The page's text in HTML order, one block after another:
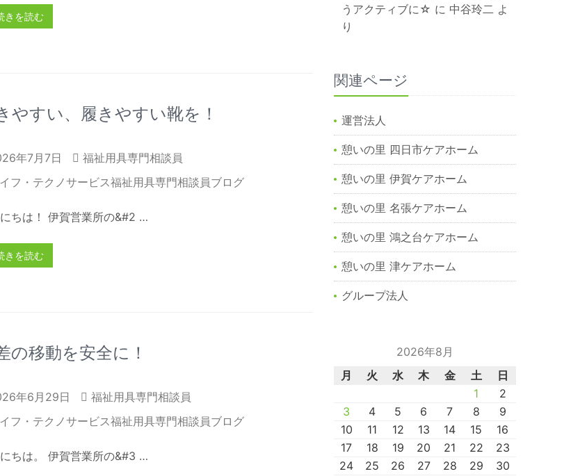
きを読む
やすい、履きやすい靴を！
年7月7日
福祉用具専門相談員
フ・テクノサービス福祉用具専門相談員ブログ
ちは！ 伊賀営業所の&#2 …
きを読む
の移動を安全に！
年6月29日
福祉用具専門相談員
フ・テクノサービス福祉用具専門相談員ブログ
ちは。 伊賀営業所の&#3 …
うアクティブに☆ に 中谷玲二 よ
り
関連ページ
運営法人
憩いの里 四日市ケアホーム
憩いの里 伊賀ケアホーム
憩いの里 名張ケアホーム
憩いの里 鴻之台ケアホーム
憩いの里 津ケアホーム
グループ法人
2026年8月
月
火 水 木 金 土
日
1
2
3
4 5 6 7 8
9
10
11 12 13 14 15
16
17
18 19 20 21 22
23
24
25 26 27 28 29
30